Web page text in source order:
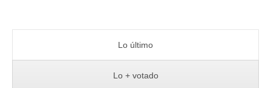
Lo último
Lo + votado